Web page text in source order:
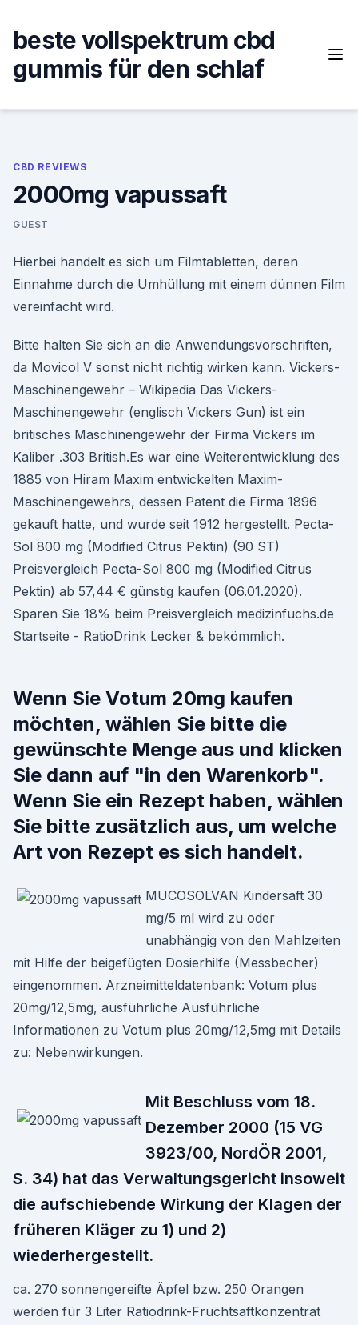
content
beste vollspektrum cbd
gummis für den schlaf
CBD REVIEWS
2000mg vapussaft
GUEST
Hierbei handelt es sich um Filmtabletten, deren
Einnahme durch die Umhüllung mit einem dünnen Film
vereinfacht wird.
Bitte halten Sie sich an die Anwendungsvorschriften,
da Movicol V sonst nicht richtig wirken kann. Vickers-
Maschinengewehr – Wikipedia Das Vickers-
Maschinengewehr (englisch Vickers Gun) ist ein
britisches Maschinengewehr der Firma Vickers im
Kaliber .303 British.Es war eine Weiterentwicklung des
1885 von Hiram Maxim entwickelten Maxim-
Maschinengewehrs, dessen Patent die Firma 1896
gekauft hatte, und wurde seit 1912 hergestellt. Pecta-
Sol 800 mg (Modified Citrus Pektin) (90 ST)
Preisvergleich Pecta-Sol 800 mg (Modified Citrus
Pektin) ab 57,44 € günstig kaufen (06.01.2020).
Sparen Sie 18% beim Preisvergleich medizinfuchs.de
Startseite - RatioDrink Lecker & bekömmlich.
Wenn Sie Votum 20mg kaufen
möchten, wählen Sie bitte die
gewünschte Menge aus und klicken
Sie dann auf "in den Warenkorb".
Wenn Sie ein Rezept haben, wählen
Sie bitte zusätzlich aus, um welche
Art von Rezept es sich handelt.
MUCOSOLVAN Kindersaft 30
mg/5 ml wird zu oder
unabhängig von den Mahlzeiten
mit Hilfe der beigefügten Dosierhilfe (Messbecher)
eingenommen. Arzneimitteldatenbank: Votum plus
20mg/12,5mg, ausführliche Ausführliche
Informationen zu Votum plus 20mg/12,5mg mit Details
zu: Nebenwirkungen.
Mit Beschluss vom 18.
Dezember 2000 (15 VG
3923/00, NordÖR 2001,
S. 34) hat das Verwaltungsgericht insoweit
die aufschiebende Wirkung der Klagen der
früheren Kläger zu 1) und 2)
wiederhergestellt.
ca. 270 sonnengereifte Äpfel bzw. 250 Orangen
werden für 3 Liter Ratiodrink-Fruchtsaftkonzentrat